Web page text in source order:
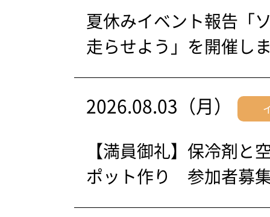
夏休みイベント報告「
走らせよう」を開催し
2026.08.03（月）
【満員御礼】保冷剤と
ポット作り 参加者募